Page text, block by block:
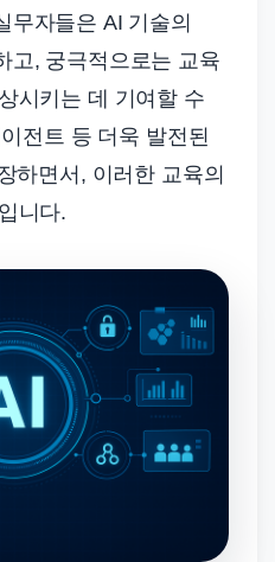
무자들은 AI 기술의
고, 궁극적으로는 교육
시키는 데 기여할 수
전트 등 더욱 발전된
하면서, 이러한 교육의
니다.